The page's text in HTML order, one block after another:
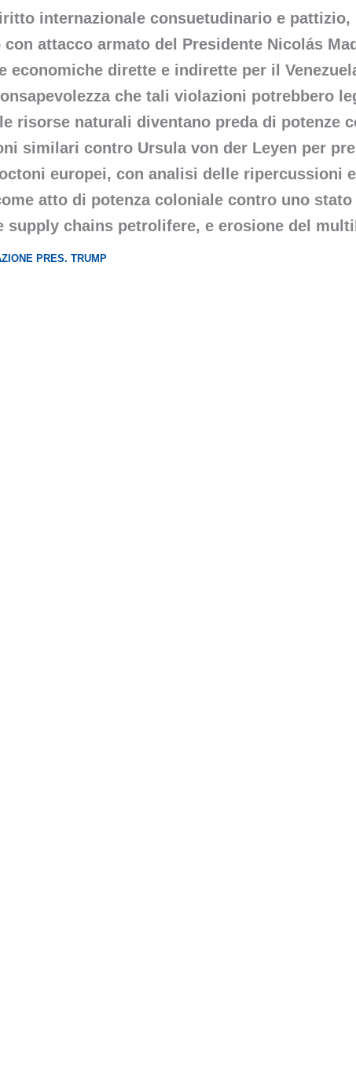
internazionale consuetudinario e
attacco armato del Presidente Nicolás
economiche dirette e indirette per il
che tali violazioni potrebbero
risorse naturali diventano preda di potenze
similari contro Ursula von der Leyen per
europei, con analisi delle ripercussioni
atto di potenza coloniale contro uno
chains petrolifere, e erosione del
PRES. TRUMP